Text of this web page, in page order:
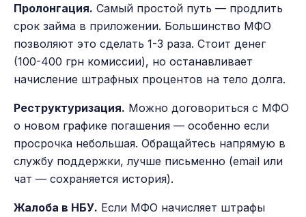
Пролонгация. Самый простой путь — продлить
срок займа в приложении. Большинство МФО
позволяют это сделать 1-3 раза. Стоит денег
(100-400 грн комиссии), но останавливает
начисление штрафных процентов на тело долга.
Реструктуризация. Можно договориться с МФО
о новом графике погашения — особенно если
просрочка небольшая. Обращайтесь напрямую в
службу поддержки, лучше письменно (email или
чат — сохраняется история).
Жалоба в НБУ. Если МФО начисляет штрафы